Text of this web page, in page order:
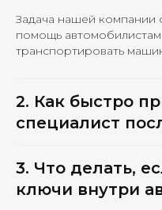
Задача нашей компании
помощь
транспортировать
2. Как быстро
специалист
3. Что делать,
ключи внутри